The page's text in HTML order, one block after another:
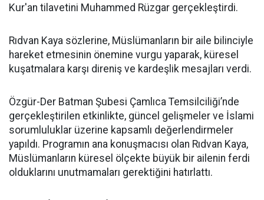
Kur'an tilavetini Muhammed Rüzgar gerçekleştirdi.
Rıdvan Kaya sözlerine, Müslümanların bir aile bilinciyle
hareket etmesinin önemine vurgu yaparak, küresel
kuşatmalara karşı direniş ve kardeşlik mesajları verdi.
Özgür-Der Batman Şubesi Çamlıca Temsilciliği’nde
gerçekleştirilen etkinlikte, güncel gelişmeler ve İslami
sorumluluklar üzerine kapsamlı değerlendirmeler
yapıldı. Programın ana konuşmacısı olan Rıdvan Kaya,
Müslümanların küresel ölçekte büyük bir ailenin ferdi
olduklarını unutmamaları gerektiğini hatırlattı.